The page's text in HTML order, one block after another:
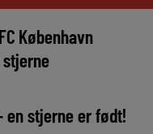
København
en stjerne er født!